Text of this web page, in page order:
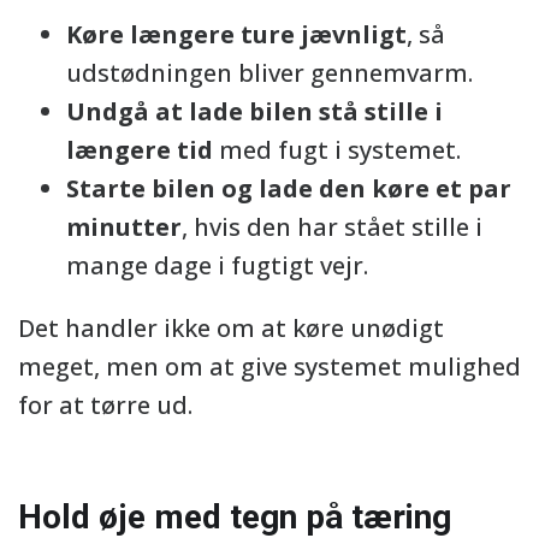
Køre længere ture jævnligt, så
udstødningen bliver gennemvarm.
Undgå at lade bilen stå stille i
længere tid med fugt i systemet.
Starte bilen og lade den køre et par
minutter, hvis den har stået stille i
mange dage i fugtigt vejr.
Det handler ikke om at køre unødigt
meget, men om at give systemet mulighed
for at tørre ud.
Hold øje med tegn på tæring